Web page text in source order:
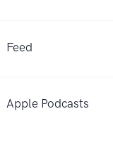
Feed
Apple Podcasts